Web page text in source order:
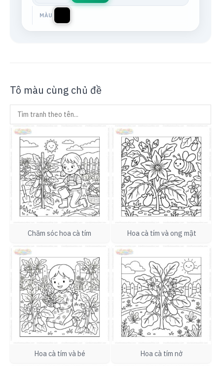
MÀU
Tô màu cùng chủ đề
Chăm sóc hoa cà tím Hoa cà tím và ong mật
Hoa cà tím và bé Hoa cà tím nở